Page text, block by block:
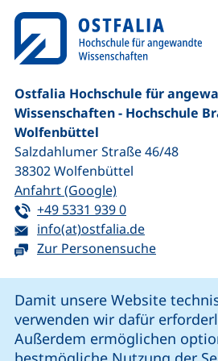
Damit unsere Website
verwenden wir dafür
Außerdem ermöglichen
Ostfalia Hochschule für
Wissenschaften - Hochschule
Wolfenbüttel
Salzdahlumer Straße 46/48
38302Wolfenbüttel
Anfahrt (Google)(externer Link,
Tel:
+49 5331 939 0(startet einen
E-Mail:
info(at)ostfalia.de(öffnet Ihr
Zur Personensuche
unsere Facebook-Seite
unsere LinkedIn-Seite
unsere Instagram-
unsere